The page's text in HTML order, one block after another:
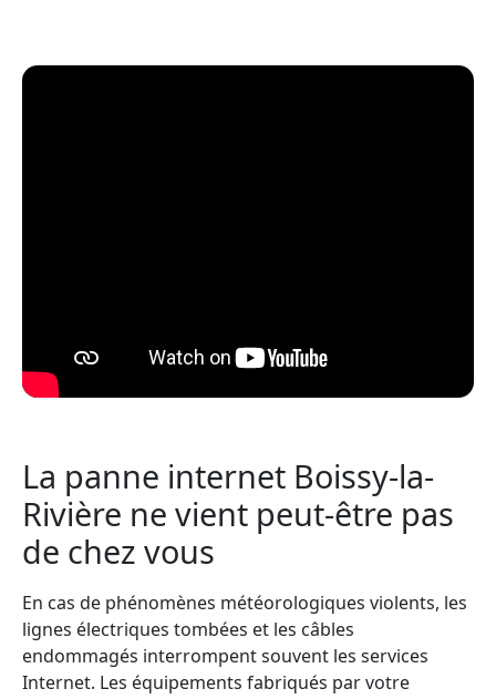
La panne internet Boissy-la-
Rivière ne vient peut-être pas
de chez vous
En cas de phénomènes météorologiques violents, les
lignes électriques tombées et les câbles
endommagés interrompent souvent les services
Internet. Les équipements fabriqués par votre